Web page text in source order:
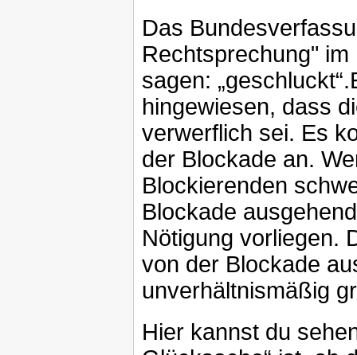
Das
Rechtsprechung"
sagen:
hingewiesen, dass
verwerflich sei. Es
der Blockade an.
Blockierenden
Blockade
Nötigung vorliegen.
von der Blockade
unverhältnismäßig
Hier kannst du